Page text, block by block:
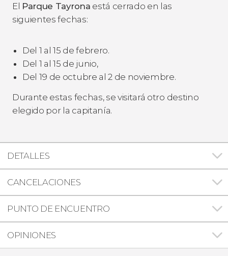
El Parque Tayrona está cerrado en las
siguientes fechas:
Del 1 al 15 de febrero.
Del 1 al 15 de junio,
Del 19 de octubre al 2 de noviembre.
Durante estas fechas, se visitará otro destino
elegido por la capitanía.
DETALLES
CANCELACIONES
PUNTO DE ENCUENTRO
OPINIONES